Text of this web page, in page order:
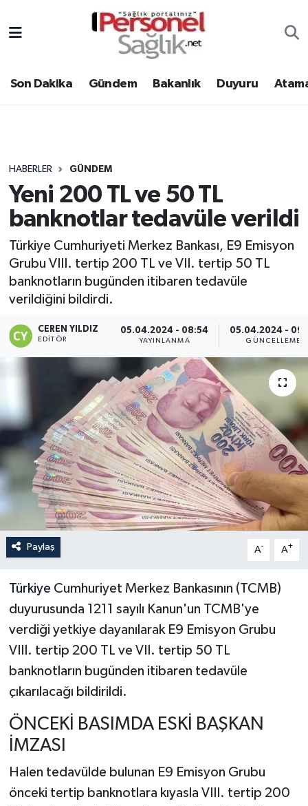
Son Dakika Gündem Bakanlık Duyuru
HABERLER GÜNDEM
Yeni 200 TL ve 50 TL
banknotlar tedavüle verildi
Türkiye Cumhuriyeti Merkez Bankası, E9 Emisyon
Grubu VIII. tertip 200 TL ve VII. tertip 50 TL
banknotların bugünden itibaren tedavüle
verildiğini bildirdi.
CEREN YILDIZ
EDITÖR
05.04.2024 - 08:54
YAYINLANMA
05.04.2024 -
GÜNCELLEME
Paylaş A- A+
Türkiye Cumhuriyet Merkez Bankasının (TCMB)
duyurusunda 1211 sayılı Kanun'un TCMB'ye
verdiği yetkiye dayanılarak E9 Emisyon Grubu
VIII. tertip 200 TL ve VII. tertip 50 TL
banknotların bugünden itibaren tedavüle
çıkarılacağı bildirildi.
ÖNCEKİ BASIMDA ESKİ BAŞKAN
İMZASI
Halen tedavülde bulunan E9 Emisyon Grubu
önceki tertip banknotlara kıyasla VIII. tertip 200
Gündem
Atamalar
Mevzuat
Sendika
Kpss - Sınav
Nöbetçi Eczaneler
Hava Durumu
Tüm Manşetler
Son Dakika Haberleri
Haber Arşivi